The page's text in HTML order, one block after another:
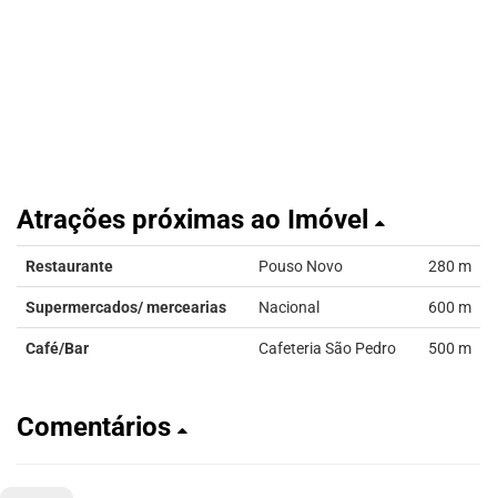
Atrações próximas ao Imóvel
Restaurante Pouso Novo 280 m
Supermercados/ mercearias Nacional 600 m
Café/Bar Cafeteria São Pedro 500 m
Comentários